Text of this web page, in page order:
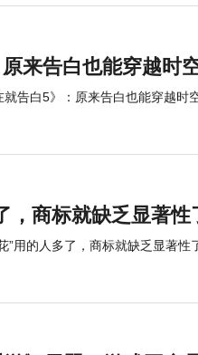
原来告白也能穿越时
就告白5》：原来告白也能穿越时
，商标就缺乏显著性
”用的人多了，商标就缺乏显著性